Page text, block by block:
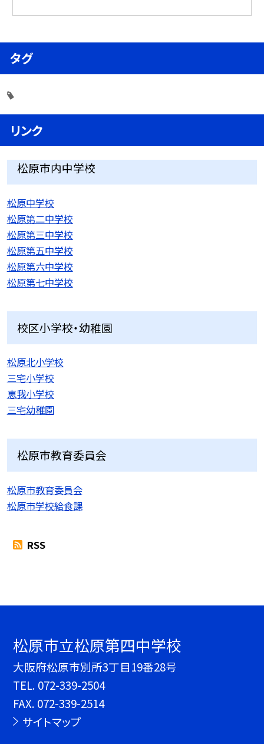
タグ
リンク
松原市内中学校
松原中学校
松原第二中学校
松原第三中学校
松原第五中学校
松原第六中学校
松原第七中学校
校区小学校・幼稚園
松原北小学校
三宅小学校
恵我小学校
三宅幼稚園
松原市教育委員会
松原市教育委員会
松原市学校給食課
RSS
松原市立松原第四中学校
大阪府松原市別所3丁目19番28号
TEL. 072-339-2504
FAX. 072-339-2514
サイトマップ